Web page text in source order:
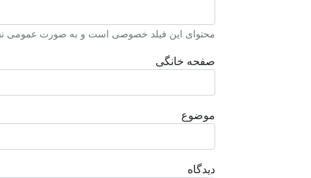
محتوای این فیلد خصوصی است و به صورت عمومی
صفحه خانگی
موضوع
دیدگاه